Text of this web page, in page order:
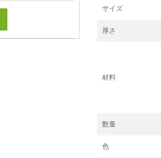
サイズ
厚さ
材料
数量
色